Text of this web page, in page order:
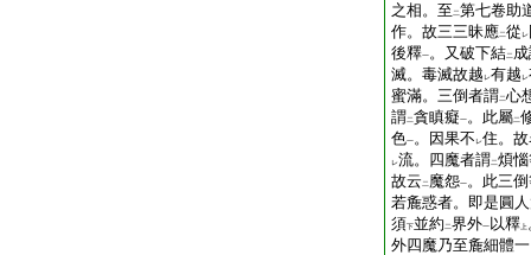
之相。至 二第七卷助
作。故三三昧應二從 レ
後釋一。又破下結二
滅。毒滅故越 レ有越 レ
蜜滿。三倒者謂二心
謂二貪瞋癡一。此屬二
色一。因果不 レ住。
レ流。四魔者謂二煩
故云 二 魔怨一。此三
若麁惑者。即是圓
須下並約 二界外一 以釋 上
外四魔乃至麁細體